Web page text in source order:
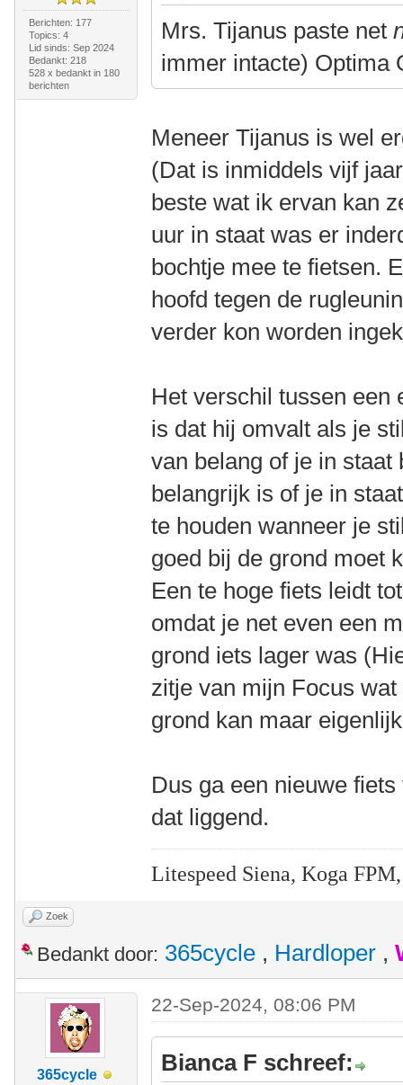
Berichten: 177
Topics: 4
Lid sinds: Sep 2024
Bedankt: 218
528 x bedankt in 180
berichten
Mrs. Tijanus paste net
immer intacte) Optima
Meneer Tijanus is wel
(Dat is inmiddels vijf
beste wat ik ervan kan
uur in staat was er
bochtje mee te fietsen.
hoofd tegen de
verder kon worden
Het verschil tussen een
is dat hij omvalt als je
van belang of je in staat
belangrijk is of je in
te houden wanneer je
goed bij de grond moet
Een te hoge fiets leidt
omdat je net even een
grond iets lager was
zitje van mijn Focus
grond kan maar
Dus ga een nieuwe
dat liggend.
Litespeed Siena, Koga
Zoek
Bedankt door: 365cycle , Hardloper ,
365cycle
22-Sep-2024, 08:06 PM
Bianca F schreef: